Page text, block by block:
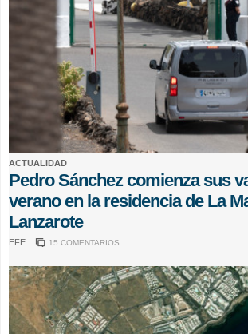
ACTUALIDAD
Pedro Sánchez comienza sus
verano en la residencia de La
Lanzarote
EFE 15 COMENTARIOS